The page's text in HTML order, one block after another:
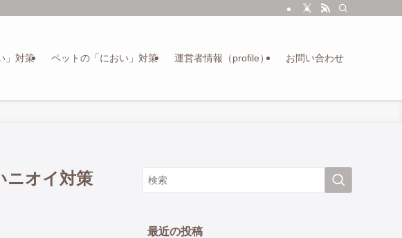
」対策 ペットの「におい」対策 運営者情報（profile） お問い合わせ
ニオイ対策
最近の投稿